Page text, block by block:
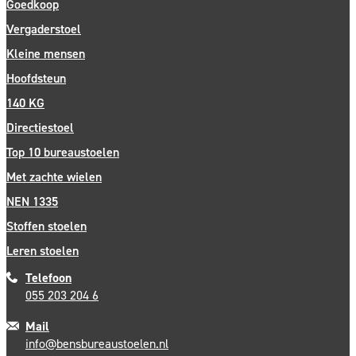
Goedkoop
Vergaderstoel
Kleine mensen
Hoofdsteun
140 KG
Directiestoel
Top 10 bureaustoelen
Met zachte wielen
NEN 1335
Stoffen stoelen
Leren stoelen
Telefoon
055 203 204 6
Mail
info@bensbureaustoelen.nl